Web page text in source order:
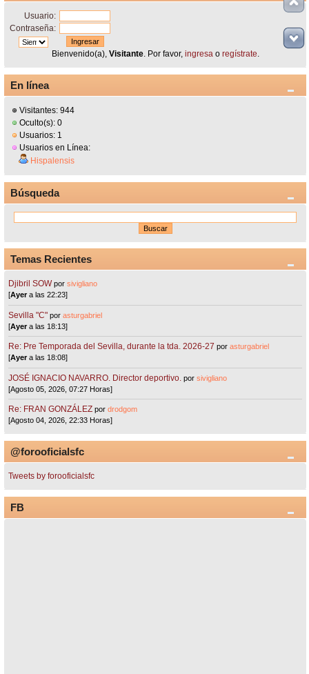
Usuario:
Contraseña:
Bienvenido(a), Visitante. Por favor, ingresao regístrate.
En línea
Visitantes: 944
Oculto(s): 0
Usuarios: 1
Usuarios en Línea:
Hispalensis
Búsqueda
Temas Recientes
Djibril SOW porsivigliano
[Ayera las 22:23]
Sevilla "C"porasturgabriel
[Ayera las 18:13]
Re: Pre Temporada del Sevilla, durante la tda. 2026-27 porasturgabriel
[Ayera las 18:08]
JOSÉ IGNACIO NAVARRO. Director deportivo. porsivigliano
[Agosto 05, 2026, 07:27 Horas]
Re: FRAN GONZÁLEZ pordrodgom
[Agosto 04, 2026, 22:33 Horas]
@forooficialsfc
Tweets by forooficialsfc
FB